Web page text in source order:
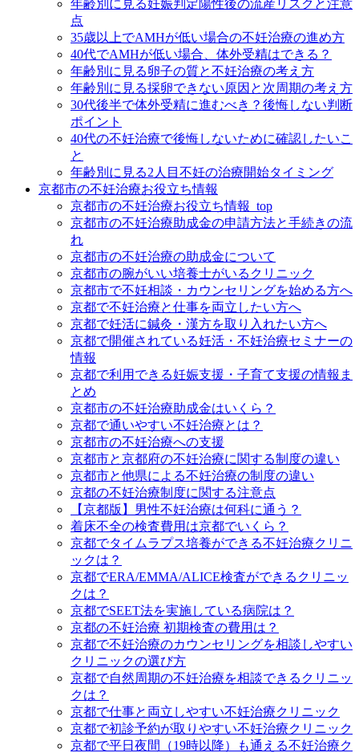
年齢別に見る妊娠判定陽性後の流産リスクと注意
点
35歳以上でAMHが低い場合の不妊治療の進め方
40代でAMHが低い場合、体外受精はできる？
年齢別に見る卵子の質と不妊治療の考え方
年齢別に見る採卵できない原因と次周期の考え方
30代後半で体外受精に進むべき？後悔しない判断
ポイント
40代の不妊治療で後悔しないために確認したいこ
と
年齢別に見る2人目不妊の治療開始タイミング
京都市の不妊治療お役立ち情報
京都市の不妊治療お役立ち情報_top
京都市の不妊治療助成金の申請方法と手続きの流
れ
京都市の不妊治療の助成金について
京都市の腕がいい培養士がいるクリニック
京都市で不妊相談・カウンセリングを始める方へ
京都で不妊治療と仕事を両立したい方へ
京都で妊活に鍼灸・漢方を取り入れたい方へ
京都で開催されている妊活・不妊治療セミナーの
情報
京都で利用できる妊娠支援・子育て支援の情報ま
とめ
京都市の不妊治療助成金はいくら？
京都で通いやすい不妊治療とは？
京都市の不妊治療への支援
京都市と京都府の不妊治療に関する制度の違い
京都市と他県による不妊治療の制度の違い
京都の不妊治療制度に関する注意点
【京都版】男性不妊治療は何科に通う？
着床不全の検査費用は京都でいくら？
京都でタイムラプス培養ができる不妊治療クリニ
ックは？
京都でERA/EMMA/ALICE検査ができるクリニッ
クは？
京都でSEET法を実施している病院は？
京都の不妊治療 初期検査の費用は？
京都で不妊治療のカウンセリングを相談しやすい
クリニックの選び方
京都で自然周期の不妊治療を相談できるクリニッ
クは？
京都で仕事と両立しやすい不妊治療クリニック
京都で初診予約が取りやすい不妊治療クリニック
京都で平日夜間（19時以降）も通える不妊治療ク